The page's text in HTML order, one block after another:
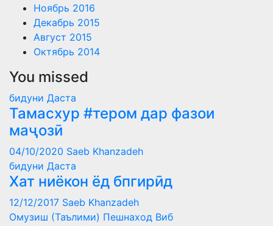
Ноябрь 2016
Декабрь 2015
Август 2015
Октябрь 2014
You missed
бидуни Даста
Тамасхур #тером дар фазои
маҷозӣ
04/10/2020 Saeb Khanzadeh
бидуни Даста
Хат ниёкон ёд бпгирӣд
12/12/2017 Saeb Khanzadeh
Омузиш (Таълими) Пешнаход Виб